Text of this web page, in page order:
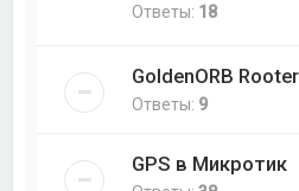
Ответы: 18
GoldenORB
Ответы: 9
GPS в Микротик